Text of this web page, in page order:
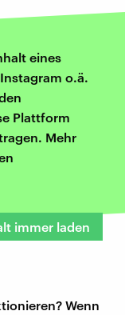
eines
o.ä.
Plattform
Mehr
immer laden
Wenn